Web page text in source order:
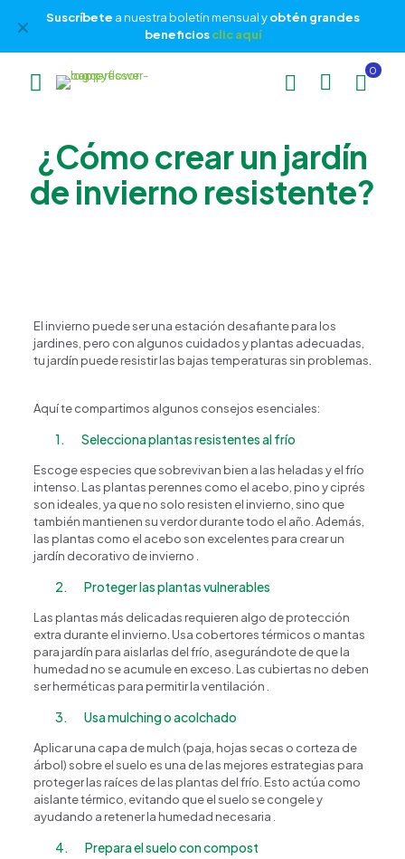
Suscríbete a nuestra boletín mensual yobtén grandes
beneficiosclic aquí
✕
0
¿Cómo crear un jardín
de invierno resistente?
El invierno puede ser una estación desafiante para los
jardines, pero con algunos cuidados y plantas adecuadas,
tu jardín puede resistir las bajas temperaturas sin problemas.
Aquí te compartimos algunos consejos esenciales:
1. Selecciona plantas resistentes al frío
Escoge especies que sobrevivan bien a las heladas y el frío
intenso. Las plantas perennes como el acebo, pino y ciprés
son ideales, ya que no solo resisten el invierno, sino que
también mantienen su verdor durante todo el año. Además,
las plantas como el acebo son excelentes para crear un
jardín decorativo de invierno .
2. Proteger las plantas vulnerables
Las plantas más delicadas requieren algo de protección
extra durante el invierno. Usa cobertores térmicos o mantas
para jardín para aislarlas del frío, asegurándote de que la
humedad no se acumule en exceso. Las cubiertas no deben
ser herméticas para permitir la ventilación .
3. Usa mulching o acolchado
Aplicar una capa de mulch (paja, hojas secas o corteza de
árbol) sobre el suelo es una de las mejores estrategias para
proteger las raíces de las plantas del frío. Esto actúa como
aislante térmico, evitando que el suelo se congele y
ayudando a retener la humedad necesaria .
4. Prepara el suelo con compost
Happy Flower Agente IA
¿En qué podemos ayudarte?